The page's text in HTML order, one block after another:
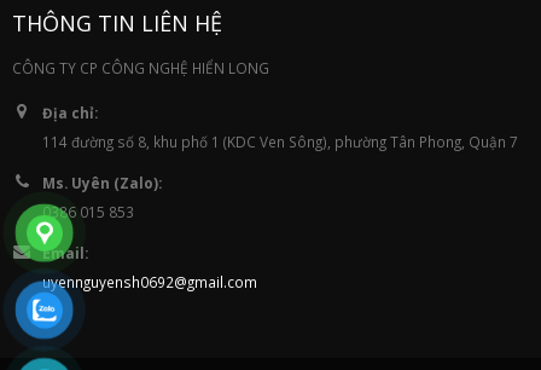
THÔNG TIN LIÊN HỆ
CÔNG TY CP CÔNG NGHỆ HIỂN LONG
Địa chỉ:
114 đường số 8, khu phố 1 (KDC Ven Sông), phường Tân Phong, Quận 7
Ms. Uyên (Zalo):
0386 015 853
Email:
uyennguyensh0692@gmail.com